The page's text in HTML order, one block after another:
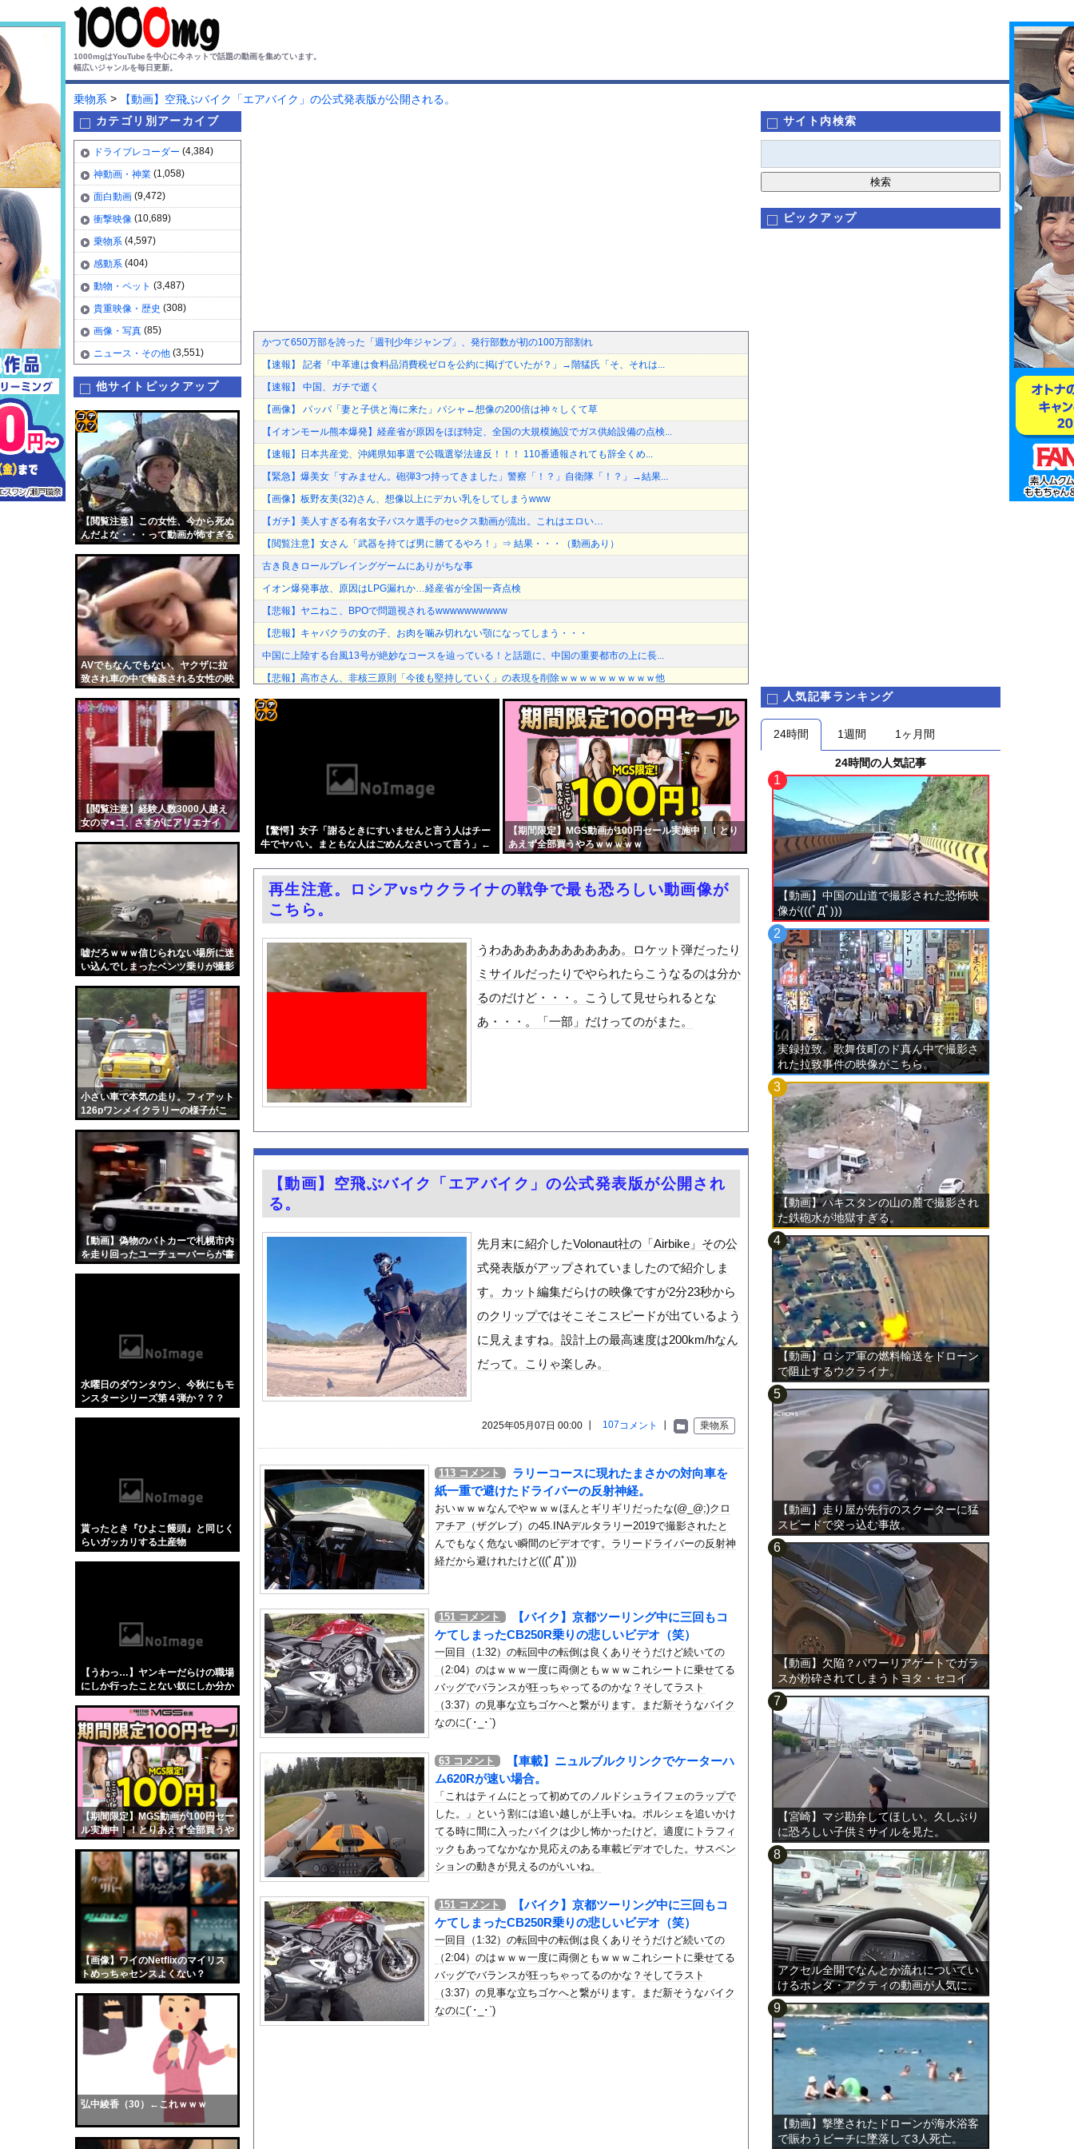
1000mgはYouTubeを中心に今ネットで話題の動画を集めています。
幅広いジャンルを毎日更新。
乗物系 >
【動画】空飛ぶバイク「エアバイク」の公式発表版が公開される。
カテゴリ別アーカイブ
ドライブレコーダー (4,384)
神動画・神業 (1,058)
面白動画 (9,472)
衝撃映像 (10,689)
乗物系 (4,597)
感動系 (404)
動物・ペット (3,487)
貴重映像・歴史 (308)
画像・写真 (85)
ニュース・その他 (3,551)
他サイトピックアップ
【閲覧注意】この女性、今から死ぬ
んだよな・・・って動画が怖すぎる
AVでもなんでもない、ヤクザに拉
致され車の中で輪姦される女性の映
【閲覧注意】経験人数3000人越え
女のマ●コ、さすがにアリエナイ
嘘だろｗｗｗ信じられない場所に迷
い込んでしまったベンツ乗りが撮影
小さい車で本気の走り。フィアット
126pワンメイクラリーの様子がこ
【動画】偽物のパトカーで札幌市内
を走り回ったユーチューバーらが書
水曜日のダウンタウン、今秋にもモ
ンスターシリーズ第４弾か？？？
貰ったとき『ひよこ饅頭』と同じく
らいガッカリする土産物
【うわっ…】ヤンキーだらけの職場
にしか行ったことない奴にしか分か
ぎた件w w w w w w w w w w
【期間限定】MGS動画が100円セー
ル実施中！！とりあえず全部買うや
【画像】ワイのNetflixのマイリス
トめっちゃセンスよくない？
弘中綾香（30）←これｗｗｗ
リン
- 固
定リ
ンク
自動
更新
ツー
ル
かつて650万部を誇った「週刊少年ジャンプ」、発行部数が初の100万部割れ
【速報】 記者「中革連は食料品消費税ゼロを公約に掲げていたが？」→階猛氏「そ、それは...
【速報】 中国、ガチで逝く
【画像】 パッパ「妻と子供と海に来た」パシャ←想像の200倍は神々しくて草
【イオンモール熊本爆発】経産省が原因をほぼ特定、全国の大規模施設でガス供給設備の点検...
【速報】日本共産党、沖縄県知事選で公職選挙法違反！！！ 110番通報されても辞全くめ...
【緊急】爆美女「すみません。砲弾3つ持ってきました」警察「！？」自衛隊「！？」→結果...
【画像】板野友美(32)さん、想像以上にデカい乳をしてしまうwww
【ガチ】美人すぎる有名女子バスケ選手のセ○クス動画が流出。これはエロい…
【閲覧注意】女さん「武器を持てば男に勝てるやろ！」⇒ 結果・・・（動画あり）
古き良きロールプレイングゲームにありがちな事
イオン爆発事故、原因はLPG漏れか…経産省が全国一斉点検
【悲報】ヤニねこ、BPOで問題視されるwwwwwwwwww
【悲報】キャバクラの女の子、お肉を噛み切れない顎になってしまう・・・
中国に上陸する台風13号が絶妙なコースを辿っている！と話題に、中国の重要都市の上に長...
【悲報】高市さん、非核三原則「今後も堅持していく」の表現を削除ｗｗｗｗｗｗｗｗｗｗ他
日本人女性インフルエンサー、ライブ配信中に自殺
【朗報】大人気漫画「GANTZ」がAmazonでなんと全巻100円ｗｗｗｗｗｗ
【朗報】へずまりゅう、熊本被災地でボランティア活動をして皆を笑顔にするｗｗｗｗｗｗｗ...
町のお弁当屋さん「申し訳ないが消費税1%になったらその分商品代を値上げするわ」 「う...
北朝鮮の金与正党総務部長、日本のトマホーク発射試験を批判…「軍事的選択肢」警告！
【ｗ】財務省「減税反対！」 → 高市総理「ふ～ん、人事権発動ね？」 → 結果 ｗｗｗ...
同窓会帰りに既婚チ〇ポつまみ食いする一般人みさき(27)
【ニュース】 台風13号、迷走・・・
南みゆか、エロ写真集の透け乳首ヌード！限界露出したおっぱい、最高！！
エロ漫画『改変おじさん』をrawやhitomiを使わずに無料で読む方法│スタジオサウ...
レクサスの軽トラとかどうよ
セクシー女優さん、熊本地震に300万寄付 → 炎上ｗｗｗ
連れて行かれた
中国「大洪水！」中国ダム「決壊」地元民「公式発表より死者多い！」中国政府「住民拘束！...
韓国国会、サッカー前代表監督を追及「なぜ負けたのか」
日本旅行キャンセルすべきか…1万年ぶり史上最大級の火山の兆し＝韓国の反応
うちのネコが目の前にいた。私が上に物を投げるフリをする → 猫はこうなります…
ワイ手取り15万正社員→副業でウーバーやってるんやが金がない
ハンターハンター強さ議論ってこれで間違い無いんか？
登山中、トレッキングポールが体に突き刺さった男性、自力で下山
大阪の「ガチでうまいラーメン」Tier表wwwwwww
「認知症」になりたくないなら「お酒」をやめて 一番認知症に良くないのは「お酒」と判明...
【Xの車窓から】オービスかと思ったら野生の炊飯器で草 ほか
透け透け！！ 安藤萌々アナ
【画像】福岡、こんなのが普通に走ってるｗｗｗｗｗｗｗｗｗｗｗｗｗｗｗｗ
【悲報】女さん、事故（全治4ヶ月半・車は廃車）でぶつけられた相手と付き合ってしまうｗ...
グラドル小森香乃の18歳になりたてピチピチ可愛すぎボディがたまらんち
『君のことが大大大大大好きな100人の彼女』17話感想 須藤育登場！ストイックな野球...
海釣りって何が楽しいの？
【ポロリ悲話】ネットで拡散してるおっぱいポロリ動画、何故か叩かれる・・・
【衝撃】「かわいい虫」ランキング、ついに発表される
FC東京、ポルトガル2部ペナフィエルに期限付き移籍していたMF安斎颯馬の復帰を発表 ...
英BBC：アストンマーチン内部の分析ではホンダPUはメルセデスからラップ1.5秒遅れ...
【流出】 清楚系女子大生、裏でこんなハードコアセ○クスしてたとか嘘だろ…（動画あり）
SCでとうとうセコケチに遭遇した。荷物持って「家まで送ってくれない」って言ってきて....
【ミリマス】6年後のアイドル達はどんな感じになってるんだろう
【VTuber】Google Play初のトーク番組「選抜！推しナイン発表会」発表へ...
【波乗り納豆NG？】余計なもん食わないで納豆食っときゃ間違いないことが判明した他
宮下朝陽（De）の8月の成績
海外「世界で日本を死守するぞ！」 日本の消防署を訪れたちびっ子集団が世界をメロメロに
【警告】地震を利用してデマを垂れ流した人間、悲惨な末路を迎える…
【衝撃】AKB48伊藤百花さん、CMオファーが殺到！CM女王になるらしい？【いともも...
海外「全部日本の真似だったのか…」 日本の普通のテレビ番組が最新SNSの数十年先を行...
偶然のホラー。民泊した部屋の壁に、10年前の自分が写った写真が飾られていた
【遊戯王OCG】スピードロイドのサーキュラーを早く日本にください
10代「ローゼンメイデンのアニメなんて知らない」8割
【画像】おまえらくんの机がこの女の子の椅子にされてたらｗｗｗ
【画像】この女優さん、可愛すぎる
【朗報】齋藤飛鳥、前屈みで完全に見えてる動画が拡散されてしまう…
海外「日本よ、お前がナンバーワンだ」 熊本地震直後の日本の対応のスピードに世界が衝撃
勇気を出して白人美女にチン凸したアジア人短小男
、爆笑されてしまうｗｗｗ
10年もの間浮気してた嫁。まさかと思い長男のDNA鑑定をするがいいな？と問うと、元嫁...
ウクライナ侵攻以降、ロシア軍兵士のHIV感染が2000％急増…ウクライナメディア！
【配信者】「金バエ」のSNS更新が1週間途絶え、様々な憶測が飛び交う。1週間ぶりの投...
【画像】女の子「危機管理フォーーーーム！！！」
【驚愕】女子「謝るときにすいませんと言う人はチー
牛でヤバい。まともな人はごめんなさいって言う」←
【期間限定】MGS動画が100円セール実施中！！とり
あえず全部買うやろｗｗｗｗｗ
自動
更新
ツー再生注意。ロシアvsウクライナの戦争で最も恐ろしい動画像が
こちら。
うわああああああああああ。ロケット弾だったり
ミサイルだったりでやられたらこうなるのは分か
るのだけど・・・。こうして見せられるとな
あ・・・。「一部」だけってのがまた。
【動画】空飛ぶバイク「エアバイク」の公式発表版が公開され
る。
先月末に紹介したVolonaut社の「Airbike」その公
式発表版がアップされていましたので紹介しま
す。カット編集だらけの映像ですが2分23秒から
のクリップではそこそこスピードが出ているよう
に見えますね。設計上の最高速度は200km/hなん
だって。こりゃ楽しみ。
乗物系
107コメント
2025年05月07日 00:00 ┃
113 コメント
ラリーコースに現れたまさかの対向車を
紙一重で避けたドライバーの反射神経。
おいｗｗｗなんでやｗｗｗほんとギリギリだったな(@_@;)クロ
アチア（ザグレブ）の45.INAデルタラリー2019で撮影されたと
んでもなく危ない瞬間のビデオです。ラリードライバーの反射神
経だから避けれたけど(((ﾟДﾟ)))
151 コメント
【バイク】京都ツーリング中に三回もコ
ケてしまったCB250R乗りの悲しいビデオ（笑）
一回目（1:32）の転回中の転倒は良くありそうだけど続いての
（2:04）のはｗｗｗ一度に両側ともｗｗｗこれシートに乗せてる
バッグでバランスが狂っちゃってるのかな？そしてラスト
（3:37）の見事な立ちゴケへと繋がります。まだ新そうなバイク
なのに(´･_･`)
63 コメント
【車載】ニュルブルクリンクでケーターハ
ム620Rが速い場合。
「これはティムにとって初めてのノルドシュライフェのラップで
した。」という割には追い越しが上手いね。ポルシェを追いかけ
てる時に間に入ったバイクは少し怖かったけど。適度にトラフィ
ックもあってなかなか見応えのある車載ビデオでした。サスペン
ションの動きが見えるのがいいね。
151 コメント
【バイク】京都ツーリング中に三回もコ
ケてしまったCB250R乗りの悲しいビデオ（笑）
一回目（1:32）の転回中の転倒は良くありそうだけど続いての
（2:04）のはｗｗｗ一度に両側ともｗｗｗこれシートに乗せてる
バッグでバランスが狂っちゃってるのかな？そしてラスト
（3:37）の見事な立ちゴケへと繋がります。まだ新そうなバイク
なのに(´･_･`)
サイト内検索
ピックアップ
人気記事ランキング
24時間 1週間 1ヶ月間
24時間の人気記事
【動画】中国の山道で撮影された恐怖映
像が(((ﾟДﾟ)))
実録拉致。歌舞伎町のド真ん中で撮影さ
れた拉致事件の映像がこちら。
【動画】パキスタンの山の麓で撮影され
た鉄砲水が地獄すぎる。
【動画】ロシア軍の燃料輸送をドローン
で阻止するウクライナ。
【動画】走り屋が先行のスクーターに猛
スピードで突っ込む事故。
【動画】欠陥？パワーリアゲートでガラ
スが粉砕されてしまうトヨタ・セコイ
ア。
【宮崎】マジ勘弁してほしい。久しぶり
に恐ろしい子供ミサイルを見た。
アクセル全開でなんとか流れについてい
けるホンダ・アクティの動画が人気に。
【動画】撃墜されたドローンが海水浴客
で賑わうビーチに墜落して3人死亡。